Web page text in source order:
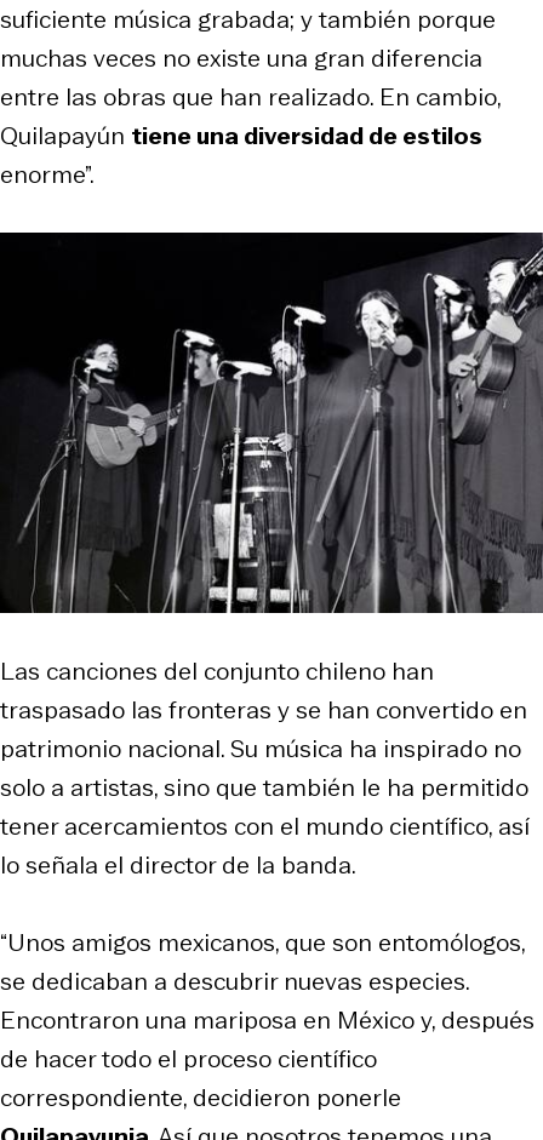
suficiente música grabada; y también porque
muchas veces no existe una gran diferencia
entre las obras que han realizado. En cambio,
Quilapayún tiene una diversidad de estilos
enorme”.
Las canciones del conjunto chileno han
traspasado las fronteras y se han convertido en
patrimonio nacional. Su música ha inspirado no
solo a artistas, sino que también le ha permitido
tener acercamientos con el mundo científico, así
lo señala el director de la banda.
“Unos amigos mexicanos, que son entomólogos,
se dedicaban a descubrir nuevas especies.
Encontraron una mariposa en México y, después
de hacer todo el proceso científico
correspondiente, decidieron ponerle